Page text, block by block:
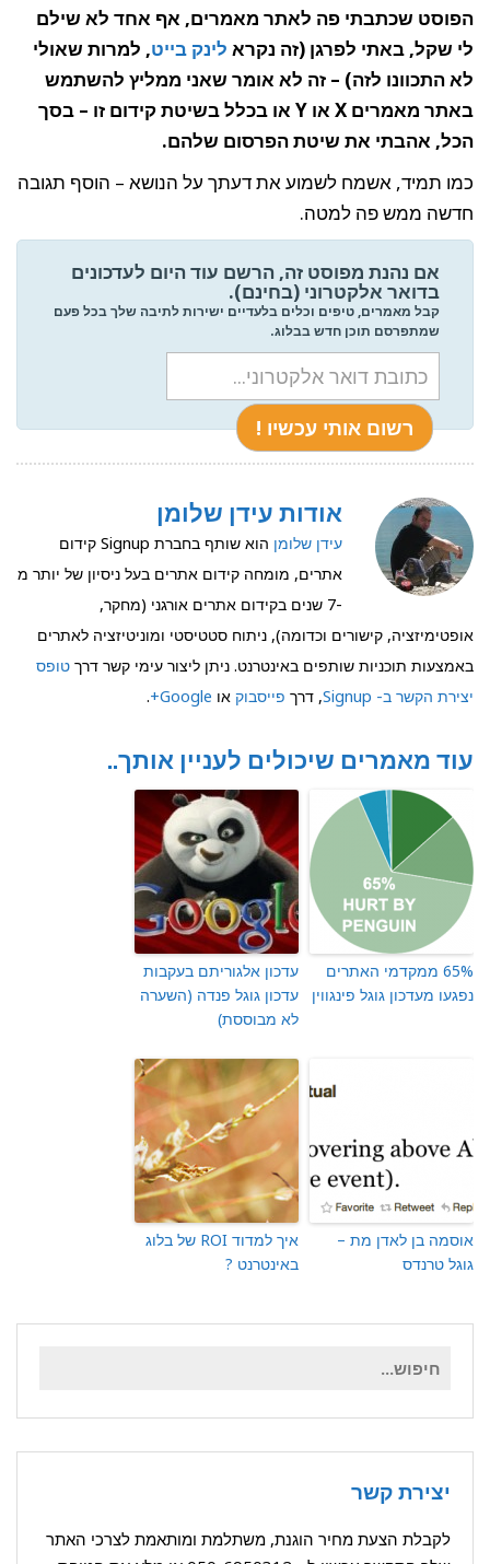
הפוסט שכתבתי פה לאתר מאמרים, אף אחד לא שילם
לי שקל, באתי לפרגן (זה נקרא לינק בייט, למרות שאולי
לא התכוונו לזה) – זה לא אומר שאני ממליץ להשתמש
באתר מאמרים X או Y או בכלל בשיטת קידום זו – בסך
הכל, אהבתי את שיטת הפרסום שלהם.
כמו תמיד, אשמח לשמוע את דעתך על הנושא – הוסף תגובה
חדשה ממש פה למטה.
אם נהנת מפוסט זה, הרשם עוד היום לעדכונים
בדואר אלקטרוני (בחינם).
קבל מאמרים, טיפים וכלים בלעדיים ישירות לתיבה שלך בכל פעם
שמתפרסם תוכן חדש בבלוג.
אודות עידן שלומן
עידן שלומן
הוא שותף בחברת Signup קידום
אתרים, מומחה קידום אתרים בעל ניסיון של יותר מ
-7 שנים בקידום אתרים אורגני (מחקר,
אופטימיזציה, קישורים וכדומה), ניתוח סטטיסטי ומוניטיזציה לאתרים
באמצעות תוכניות שותפים באינטרנט. ניתן ליצור עימי קשר דרך טופס
יצירת הקשר ב- Signup
, דרך פייסבוק או Google+
.
עוד מאמרים שיכולים לעניין אותך..
65% ממקדמי האתרים
נפגעו מעדכון גוגל פינגווין
עדכון אלגוריתם בעקבות
עדכון גוגל פנדה (השערה
לא מבוססת)
אוסמה בן לאדן מת –
גוגל טרנדס
איך למדוד ROI של בלוג
באינטרנט ?
יצירת קשר
לקבלת הצעת מחיר הוגנת, משתלמת ומותאמת לצרכי האתר